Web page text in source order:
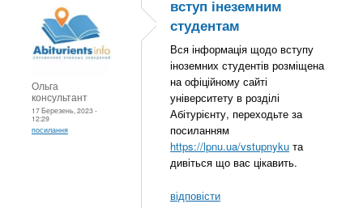
Ольга
консультант
17 Березень, 2023 -
12:29
посилання
вступ інеземним
студентам
Вся інформація щодо вступу
іноземних студентів розміщена
на офіційному сайті
університету в розділі
Абітурієнту, переходьте за
посиланням
https://lpnu.ua/vstupnyku та
дивіться що вас цікавить.
відповісти